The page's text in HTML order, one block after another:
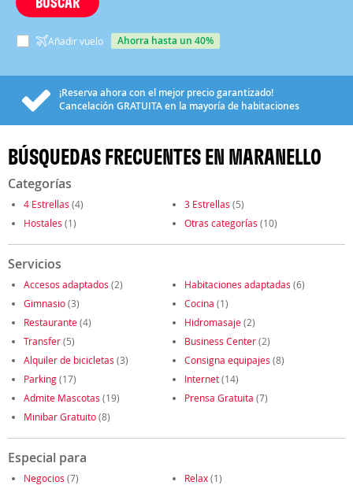
Añadir vuelo ahorra hasta un 40%
¡Reserva ahora con el mejor precio garantizado!
Cancelación GRATUITAen la mayoría de habitaciones
BÚSQUEDAS FRECUENTES EN MARANELLO
Categorías
4 Estrellas (4) 3 Estrellas (5)
Hostales (1) Otras categorías (10)
Servicios
Accesos adaptados (2) Habitaciones adaptadas (6)
Gimnasio(3) Cocina (1)
Restaurante(4) Hidromasaje(2)
Transfer(5) Business Center(2)
Alquiler de bicicletas (3) Consigna equipajes (8)
Parking(17) Internet(14)
Admite Mascotas (19) Prensa Gratuita (7)
Minibar Gratuito(8)
Especial para
Negocios (7) Relax(1)